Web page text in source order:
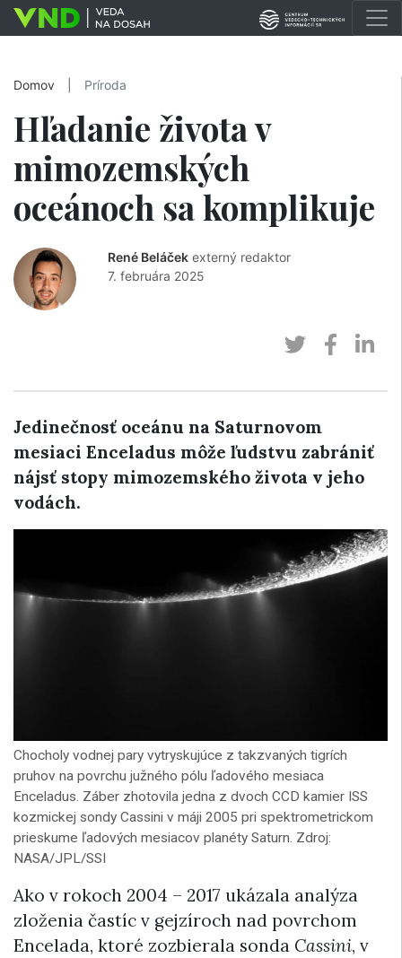
Domov Príroda
Hľadanie života v
mimozemských
oceánoch sa komplikuje
René Beláček externý redaktor
7. februára 2025
Jedinečnosť oceánu na Saturnovom
mesiaci Enceladus môže ľudstvu zabrániť
nájsť stopy mimozemského života v jeho
vodách.
Chocholy vodnej pary vytryskujúce z takzvaných tigrích
pruhov na povrchu južného pólu ľadového mesiaca
Enceladus. Záber zhotovila jedna z dvoch CCD kamier ISS
kozmickej sondy Cassini v máji 2005 pri spektrometrickom
prieskume ľadových mesiacov planéty Saturn. Zdroj:
NASA/JPL/SSI
Ako v rokoch 2004 – 2017 ukázala analýza
zloženia častíc v gejzíroch nad povrchom
Encelada, ktoré zozbierala sonda Cassini, v